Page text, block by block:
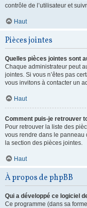
contrôle de l’utilisateur et
Haut
Pièces jointes
Quelles pièces jointes sont
Chaque administrateur peut
jointes. Si vous n’êtes pas
vous invitons à contacter un
Haut
Comment puis-je retrouver
Pour retrouver la liste des
vous rendre dans le panneau
la section des pièces jointes.
Haut
À propos de phpBB
Qui a développé ce logiciel
Ce programme (dans sa